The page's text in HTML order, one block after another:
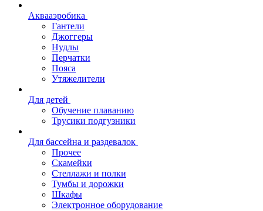
Аквааэробика
Гантели
Джоггеры
Нудлы
Перчатки
Пояса
Утяжелители
Для детей
Обучение плаванию
Трусики подгузники
Для бассейна и раздевалок
Прочее
Скамейки
Стеллажи и полки
Тумбы и дорожки
Шкафы
Электронное оборудование